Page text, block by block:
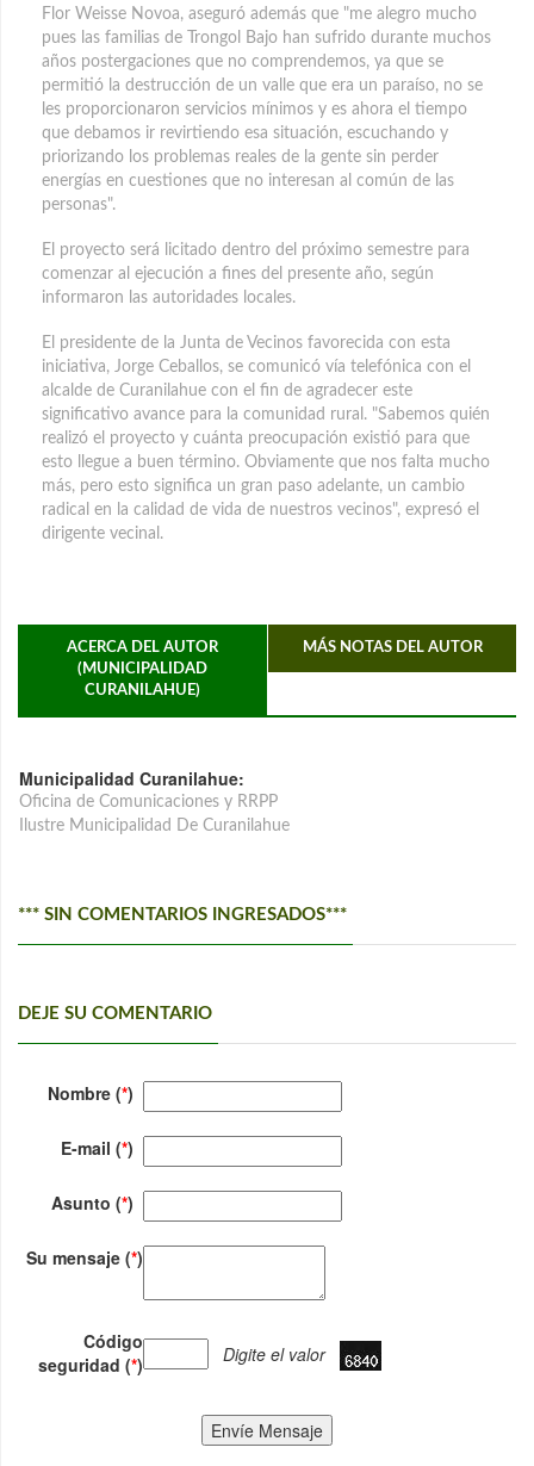
Flor Weisse Novoa, aseguró además que "me alegro mucho
pues las familias de Trongol Bajo han sufrido durante muchos
años postergaciones que no comprendemos, ya que se
permitió la destrucción de un valle que era un paraíso, no se
les proporcionaron servicios mínimos y es ahora el tiempo
que debamos ir revirtiendo esa situación, escuchando y
priorizando los problemas reales de la gente sin perder
energías en cuestiones que no interesan al común de las
personas".
El proyecto será licitado dentro del próximo semestre para
comenzar al ejecución a fines del presente año, según
informaron las autoridades locales.
El presidente de la Junta de Vecinos favorecida con esta
iniciativa, Jorge Ceballos, se comunicó vía telefónica con el
alcalde de Curanilahue con el fin de agradecer este
significativo avance para la comunidad rural. "Sabemos quién
realizó el proyecto y cuánta preocupación existió para que
esto llegue a buen término. Obviamente que nos falta mucho
más, pero esto significa un gran paso adelante, un cambio
radical en la calidad de vida de nuestros vecinos", expresó el
dirigente vecinal.
ACERCA DEL AUTOR
(MUNICIPALIDAD
CURANILAHUE)
MÁS NOTAS DEL AUTOR
Municipalidad Curanilahue:
Oficina de Comunicaciones y RRPP
Ilustre Municipalidad De Curanilahue
*** SIN COMENTARIOS INGRESADOS***
DEJE SU COMENTARIO
Nombre (*)
E-mail (*)
Asunto (*)
Su mensaje (*)
Código
seguridad (*) Digite el valor
Envíe Mensaje